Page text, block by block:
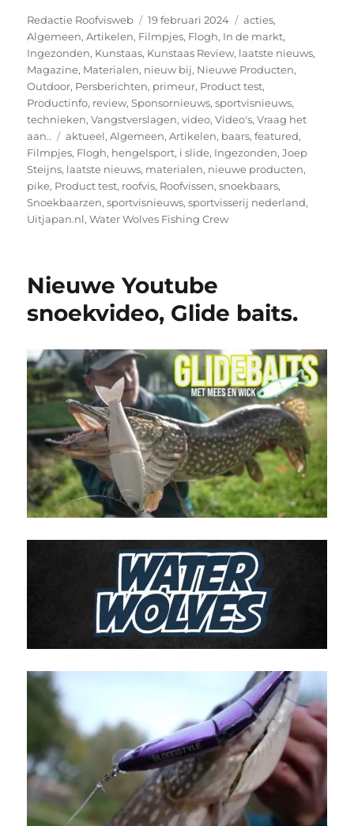
Auteur
Redactie Roofvisweb
Geplaatst
op
19 februari 2024 Categorieën
acties,
Algemeen,Artikelen, Filmpjes, Flogh, In de markt,
Ingezonden, Kunstaas, Kunstaas Review, laatste nieuws,
Magazine, Materialen, nieuw bij, Nieuwe Producten,
Outdoor, Persberichten, primeur, Product test,
Productinfo, review,Sponsornieuws,sportvisnieuws,
technieken,Vangstverslagen,video,Video's,Vraag het
aan..
Tags
aktueel,Algemeen,Artikelen, baars,featured,
Filmpjes, Flogh, hengelsport, i slide, Ingezonden,Joep
Steijns, laatste nieuws, materialen, nieuwe producten,
pike, Product test, roofvis, Roofvissen,snoekbaars,
Snoekbaarzen,sportvisnieuws,sportvisserij nederland,
Uitjapan.nl,Water Wolves Fishing Crew
Nieuwe Youtube
snoekvideo, Glide baits.